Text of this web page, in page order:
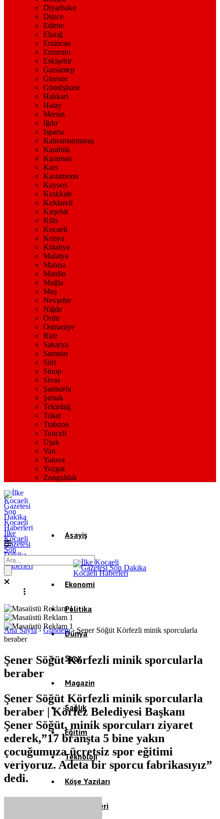
Diyarbakır
Düzce
Edirne
Elazığ
Erzincan
Erzurum
Eskişehir
Gaziantep
Giresun
Gümüşhane
Hakkari
Hatay
Mersin
Iğdır
Isparta
Kahramanmaraş
Karabük
Karaman
Kars
Kastamonu
Kayseri
Kırıkkale
Kırklareli
Kırşehir
Kilis
Kocaeli
Konya
Kütahya
Malatya
Manisa
Mardin
Muğla
Muş
Nevşehir
Niğde
Ordu
Osmaniye
Rize
Sakarya
Samsun
Siirt
Sinop
Sivas
Şanlıurfa
Şırnak
Tekirdağ
Tokat
Trabzon
Tunceli
Uşak
Van
Yalova
Yozgat
Zonguldak
İlke
Kocaeli
Gazetesi
Son
Dakika
Kocaeli
Haberleri
Asayiş
Gündem
Ekonomi
Politika
Dünya
Spor
Magazin
Sağlık
Eğitim
Teknoloji
Köşe Yazıları
Video Galeri
Ana Sayfa› Gündem› Şener Söğüt Körfezli minik sporcularla
beraber
Şener Söğüt Körfezli minik sporcularla
beraber
Şener Söğüt Körfezli minik sporcularla
beraber | Körfez Belediyesi Başkanı
Şener Söğüt, minik sporcuları ziyaret
ederek,”17 branşta 5 bine yakın
çocuğumuza ücretsiz spor eğitimi
veriyoruz. Adeta bir sporcu fabrikasıyız”
dedi.